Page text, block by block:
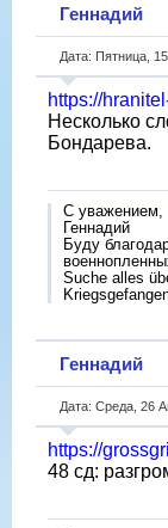
Геннадий
Дата: Пятница,
https://
Несколько
Бондарева.
С уважением,
Геннадий
Буду
Suche alles
Геннадий
Дата: Среда, 26
https://
48 сд: